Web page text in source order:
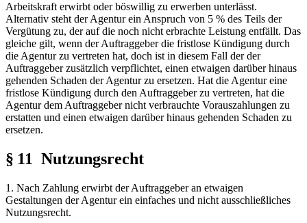
Arbeitskraft erwirbt oder böswillig zu erwerben unterlässt.
Alternativ steht der Agentur ein Anspruch von 5 % des Teils der
Vergütung zu, der auf die noch nicht erbrachte Leistung entfällt. Das
gleiche gilt, wenn der Auftraggeber die fristlose Kündigung durch
die Agentur zu vertreten hat, doch ist in diesem Fall der der
Auftraggeber zusätzlich verpflichtet, einen etwaigen darüber hinaus
gehenden Schaden der Agentur zu ersetzen. Hat die Agentur eine
fristlose Kündigung durch den Auftraggeber zu vertreten, hat die
Agentur dem Auftraggeber nicht verbrauchte Vorauszahlungen zu
erstatten und einen etwaigen darüber hinaus gehenden Schaden zu
ersetzen.
§ 11 Nutzungsrecht
1. Nach Zahlung erwirbt der Auftraggeber an etwaigen
Gestaltungen der Agentur ein einfaches und nicht ausschließliches
Nutzungsrecht.